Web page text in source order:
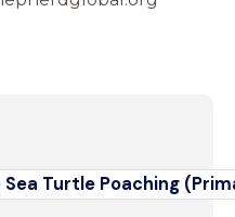
Sea Turtle Poaching